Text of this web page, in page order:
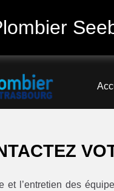
et l’entretien des